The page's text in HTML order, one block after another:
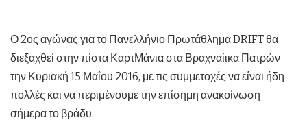
Ο 2ος αγώνας για το Πανελλήνιο Πρωτάθλημα DRIFT θα
διεξαχθεί στην πίστα ΚαρτΜάνια στα Βραχναίικα Πατρών
την Κυριακή 15 Μαΐου 2016, με τις συμμετοχές να είναι ήδη
πολλές και να περιμένουμε την επίσημη ανακοίνωση
σήμερα το βράδυ.